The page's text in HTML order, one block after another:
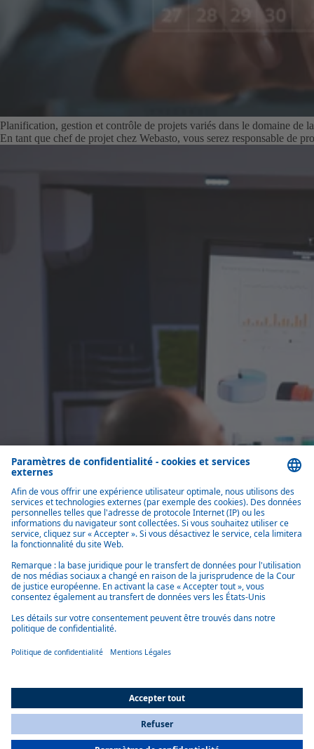
Planification, gestion et contrôle de projets variés dans le domaine de
En tant que chef de projet chez Webasto, vous serez responsable de
All Countries